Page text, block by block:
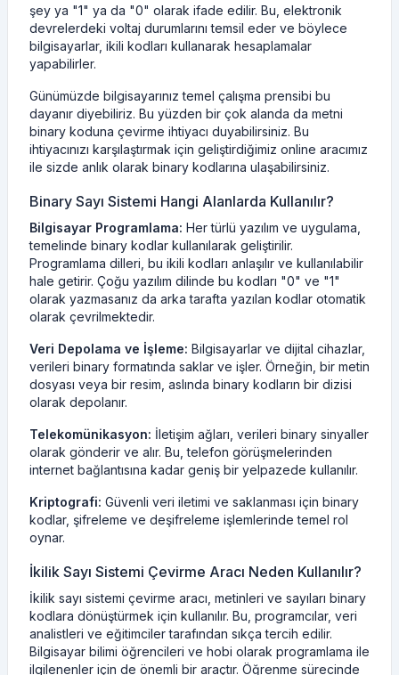
şey ya "1" ya da "0" olarak ifade edilir. Bu, elektronik
devrelerdeki voltaj durumlarını temsil eder ve böylece
bilgisayarlar, ikili kodları kullanarak hesaplamalar
yapabilirler.
Günümüzde bilgisayarınız temel çalışma prensibi bu
dayanır diyebiliriz. Bu yüzden bir çok alanda da metni
binary koduna çevirme ihtiyacı duyabilirsiniz. Bu
ihtiyacınızı karşılaştırmak için geliştirdiğimiz online aracımız
ile sizde anlık olarak binary kodlarına ulaşabilirsiniz.
Binary Sayı Sistemi Hangi Alanlarda Kullanılır?
Bilgisayar Programlama: Her türlü yazılım ve uygulama,
temelinde binary kodlar kullanılarak geliştirilir.
Programlama dilleri, bu ikili kodları anlaşılır ve kullanılabilir
hale getirir. Çoğu yazılım dilinde bu kodları "0" ve "1"
olarak yazmasanız da arka tarafta yazılan kodlar otomatik
olarak çevrilmektedir.
Veri Depolama ve İşleme: Bilgisayarlar ve dijital cihazlar,
verileri binary formatında saklar ve işler. Örneğin, bir metin
dosyası veya bir resim, aslında binary kodların bir dizisi
olarak depolanır.
Telekomünikasyon: İletişim ağları, verileri binary sinyaller
olarak gönderir ve alır. Bu, telefon görüşmelerinden
internet bağlantısına kadar geniş bir yelpazede kullanılır.
Kriptografi: Güvenli veri iletimi ve saklanması için binary
kodlar, şifreleme ve deşifreleme işlemlerinde temel rol
oynar.
İkilik Sayı Sistemi Çevirme Aracı Neden Kullanılır?
İkilik sayı sistemi çevirme aracı, metinleri ve sayıları binary
kodlara dönüştürmek için kullanılır. Bu, programcılar, veri
analistleri ve eğitimciler tarafından sıkça tercih edilir.
Bilgisayar bilimi öğrencileri ve hobi olarak programlama ile
ilgilenenler için de önemli bir araçtır. Öğrenme sürecinde